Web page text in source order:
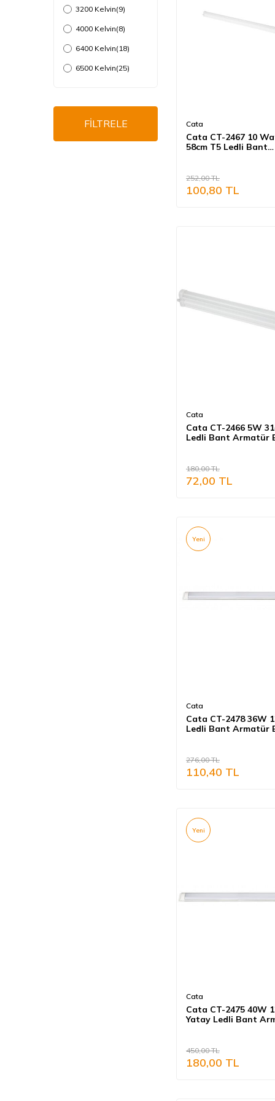
3200 Kelvin(9)
4000 Kelvin(8)
6400 Kelvin(18)
6500 Kelvin(25)
FİLTRELE Cata
Cata CT-2467 10
58cm T5 Ledli Bant
252,00TL
100,80 TL
Cata
Cata CT-2466 5W
Ledli Bant Armatür
180,00TL
72,00 TL
Yeni
Cata
Cata CT-2478 36W
Ledli Bant Armatür
276,00TL
110,40 TL
Yeni
Cata
Cata CT-2475 40W
Yatay Ledli Bant
450,00TL
180,00 TL